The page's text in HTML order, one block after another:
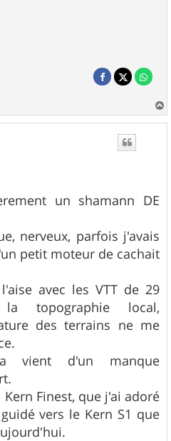
a
un shamann DE
nerveux, parfois j'avais
petit moteur de cachait
avec les VTT de 29
topographie local,
des terrains ne me
vient d'un manque
Finest, que j'ai adoré
vers le Kern S1 que